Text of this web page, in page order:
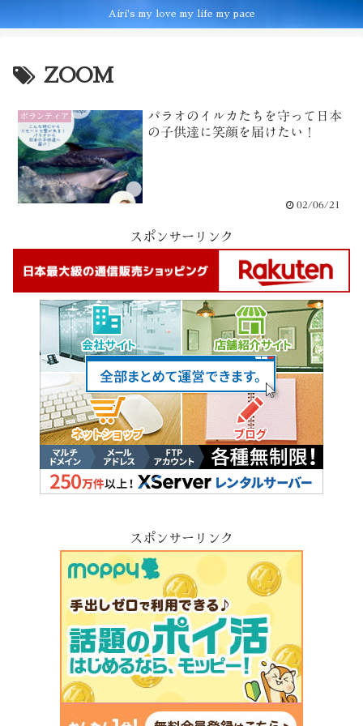
Airi's my love my life my pace
ZOOM
ボランティア
パラオのイルカたちを守って日本
の子供達に笑顔を届けたい！
02/06/21
スポンサーリンク
スポンサーリンク